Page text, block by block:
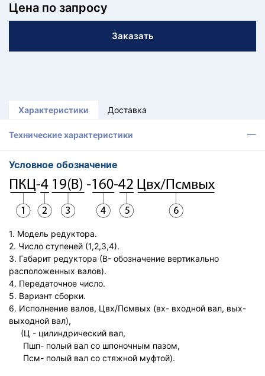
Цена по запросу
Заказать
Характеристики Доставка
Технические характеристики
Условное обозначение
1. Модель редуктора.
2. Число ступеней (1,2,3,4).
3. Габарит редуктора (В- обозначение вертикально
расположенных валов).
4. Передаточное число.
5. Вариант сборки.
6. Исполнение валов, Цвх/Псмвых (вх- входной вал, вых-
выходной вал),
(Ц - цилиндрический вал,
Пшп- полый вал со шпоночным пазом,
Псм- полый вал со стяжной муфтой).